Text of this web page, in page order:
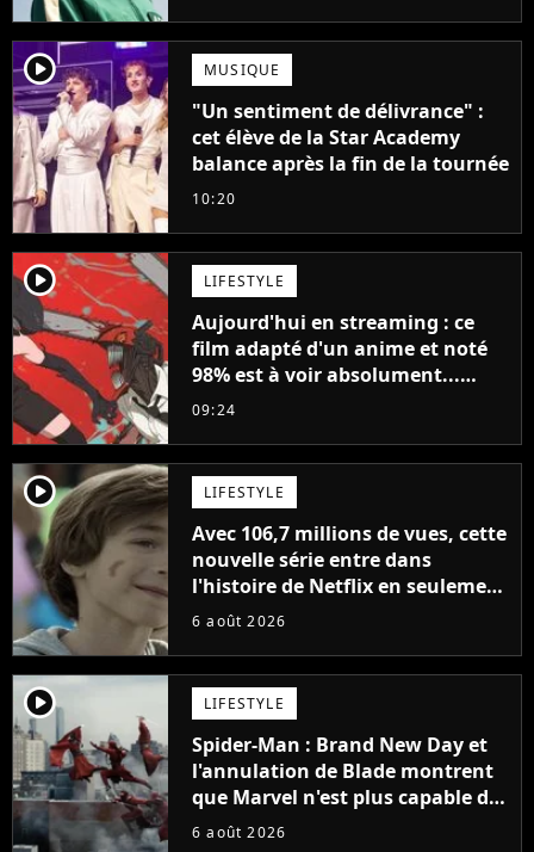
player2 MUSIQUE
"Un sentiment de délivrance" :
cet élève de la Star Academy
balance après la fin de la tournée
10:20
player2 LIFESTYLE
Aujourd'hui en streaming : ce
film adapté d'un anime et noté
98% est à voir absolument...
sinon vous ne comprendrez plus
09:24
player2 LIFESTYLE
Avec 106,7 millions de vues, cette
nouvelle série entre dans
l'histoire de Netflix en seulement
48 jours
6 août 2026
player2 LIFESTYLE
Spider-Man : Brand New Day et
l'annulation de Blade montrent
que Marvel n'est plus capable de
faire quoi que ce soit de simple
6 août 2026